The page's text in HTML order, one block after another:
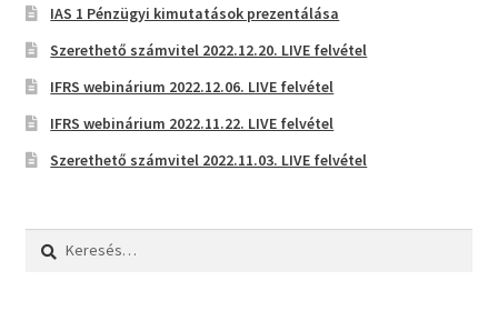
IAS 1 Pénzügyi kimutatások prezentálása
Szerethető számvitel 2022.12.20. LIVE felvétel
IFRS webinárium 2022.12.06. LIVE felvétel
IFRS webinárium 2022.11.22. LIVE felvétel
Szerethető számvitel 2022.11.03. LIVE felvétel
Keresés: